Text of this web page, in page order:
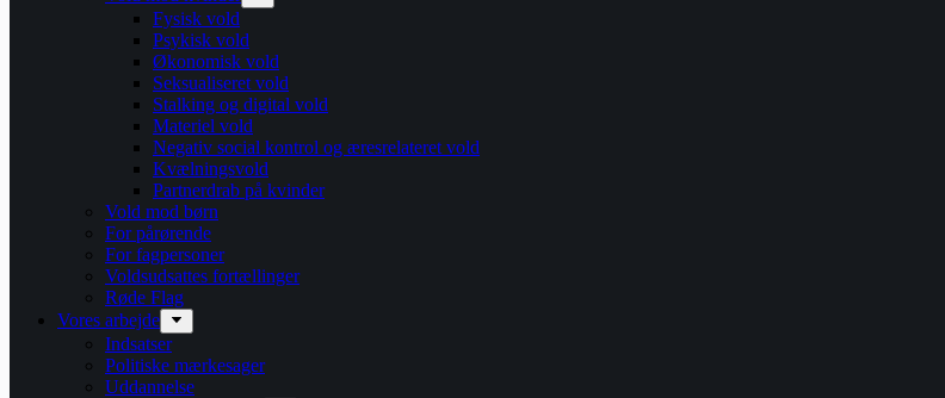
Fysisk vold
Psykisk vold
Økonomisk vold
Seksualiseret vold
Stalking og digital vold
Materiel vold
Negativ social kontrol og æresrelateret vold
Kvælningsvold
Partnerdrab på kvinder
Vold mod børn
For pårørende
For fagpersoner
Voldsudsattes fortællinger
Røde Flag
Vores arbejde
Indsatser
Politiske mærkesager
Uddannelse